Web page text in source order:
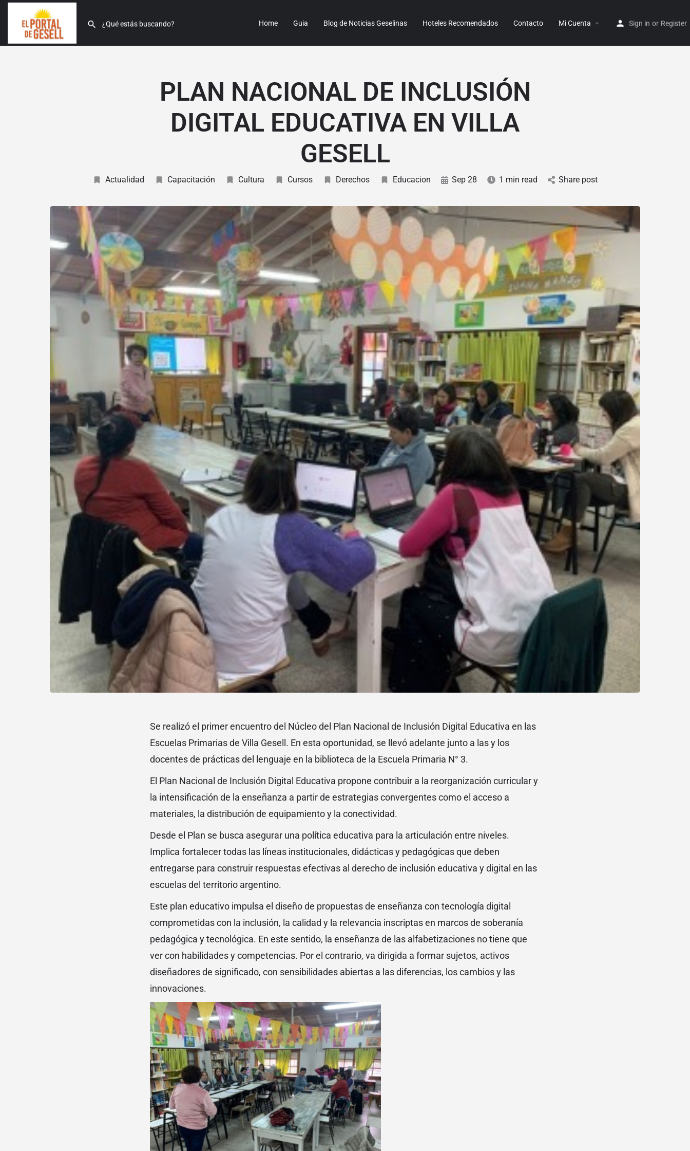
Home Guia Blog de Noticias Geselinas Hoteles Recomendados Contacto Mi Cuenta Sign in or Register
PLAN NACIONAL DE INCLUSIÓN
DIGITAL EDUCATIVA EN VILLA
GESELL
Actualidad Capacitación Cultura Cursos Derechos Educacion Sep 28 1 min read Share post
Se realizó el primer encuentro del Núcleo del Plan Nacional de Inclusión Digital Educativa en las
Escuelas Primarias de Villa Gesell. En esta oportunidad, se llevó adelante junto a las y los
docentes de prácticas del lenguaje en la biblioteca de la Escuela Primaria N° 3.
El Plan Nacional de Inclusión Digital Educativa propone contribuir a la reorganización curricular y
la intensificación de la enseñanza a partir de estrategias convergentes como el acceso a
materiales, la distribución de equipamiento y la conectividad.
Desde el Plan se busca asegurar una política educativa para la articulación entre niveles.
Implica fortalecer todas las líneas institucionales, didácticas y pedagógicas que deben
entregarse para construir respuestas efectivas al derecho de inclusión educativa y digital en las
escuelas del territorio argentino.
Este plan educativo impulsa el diseño de propuestas de enseñanza con tecnología digital
comprometidas con la inclusión, la calidad y la relevancia inscriptas en marcos de soberanía
pedagógica y tecnológica. En este sentido, la enseñanza de las alfabetizaciones no tiene que
ver con habilidades y competencias. Por el contrario, va dirigida a formar sujetos, activos
diseñadores de significado, con sensibilidades abiertas a las diferencias, los cambios y las
innovaciones.